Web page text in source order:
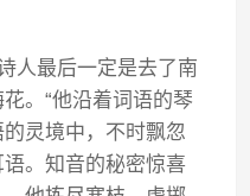
人最后一定是去了南
。“他沿着词语的琴
灵境中，不时飘忽
。知音的秘密惊喜